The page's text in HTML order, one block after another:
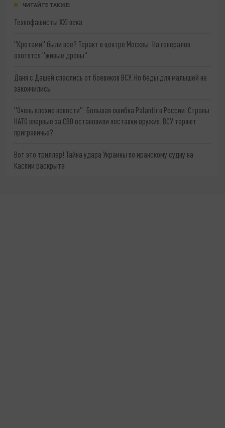
ЧИТАЙТЕ ТАКЖЕ:
Технофашисты XXI века
"Кротами" были все? Теракт в центре Москвы: На генералов
охотятся "живые дроны"
Даня с Дашей спаслись от боевиков ВСУ. Но беды для малышей не
закончились
"Очень плохие новости": Большая ошибка Palantir в России. Страны
НАТО впервые за СВО остановили поставки оружия. ВСУ теряют
приграничье?
Вот это триллер! Тайна удара Украины по иранскому судну на
Каспии раскрыта